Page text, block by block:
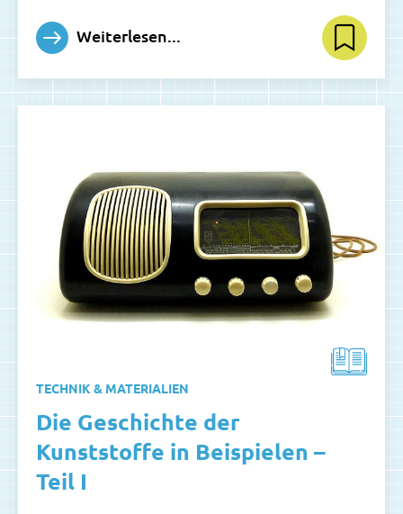
Weiterlesen...
TECHNIK & MATERIALIEN
Die Geschichte der
Kunststoffe in Beispielen –
Teil I